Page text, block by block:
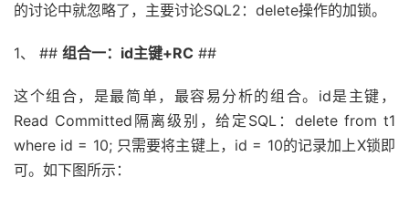
的讨论中就忽略了，主要讨论SQL2：delete操作的加锁。
1、 ## 组合一：id主键+RC ##
这个组合，是最简单，最容易分析的组合。id是主键，
Read Committed隔离级别，给定SQL：delete from t1
where id = 10; 只需要将主键上，id = 10的记录加上X锁即
可。如下图所示：